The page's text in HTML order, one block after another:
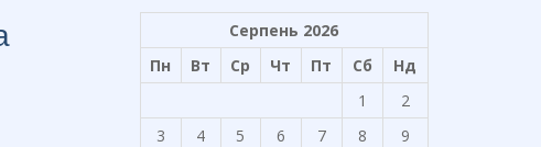
Серпень 2026
Пн
Вт Ср Чт Пт Сб
Нд
1
2
3
4 5 6 7 8
9